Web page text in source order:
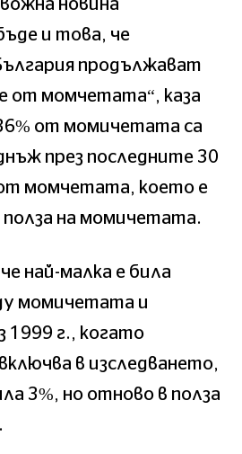
новина
и това, че
продължават
от момчетата“, каза
от момичетата са
през последните 30
момчетата, което е
полза на момичетата.
най-малка е била
момичетата и
1999 г., когато
в изследването,
3%, но отново в полза